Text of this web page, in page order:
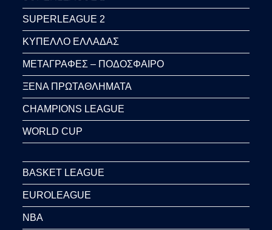
SUPERLEAGUE 2
ΚΥΠΕΛΛΟ ΕΛΛΑΔΑΣ
ΜΕΤΑΓΡΑΦΕΣ – ΠΟΔΟΣΦΑΙΡΟ
ΞΕΝΑ ΠΡΩΤΑΘΛΗΜΑΤΑ
CHAMPIONS LEAGUE
WORLD CUP
BASKET LEAGUE
EUROLEAGUE
NBA